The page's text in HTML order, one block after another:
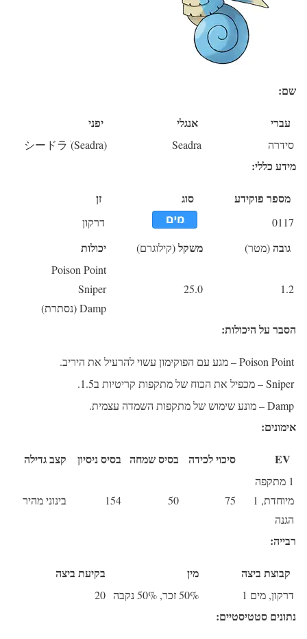
שם:
עברי אנגלי יפני
סידרה Seadra シードラ ׁ(Seadra)
מידע כללי:
מספר פוקידע סוג זן
0117 דרקון
גובה(מטר) משקל(קילוגרם) יכולות
1.2
25.0
Poison Point
Sniper
Damp (נסתרת)
הסבר על היכולות:
Poison Point– מגע עם הפוקימון עשוי להרעיל את היריב.
Sniper– מכפיל את הכוח של מתקפות קריטיות ב1.5.
Damp– מונע שימוש של מתקפות השמדה עצמית.
אימונים:
EV סיכוי לכידה בסיס שמחה בסיס ניסיון קצב גדילה
1 מתקפה
מיוחדת, 1
הגנה
75
50
154 בינוני מהיר
רבייה:
קבוצת ביצה מין בקיעת ביצה
דרקון, מים 1 50% זכר, 50% נקבה 20
נתונים סטטיסטיים: